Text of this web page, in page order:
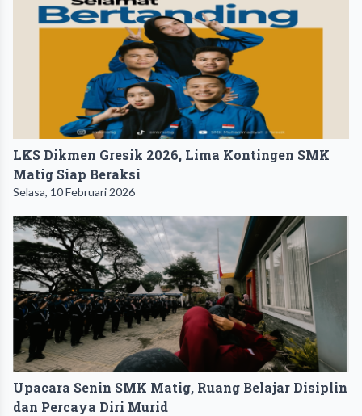
LKS Dikmen Gresik 2026, Lima Kontingen SMK
Matig Siap Beraksi
Selasa, 10 Februari 2026
Upacara Senin SMK Matig, Ruang Belajar Disiplin
dan Percaya Diri Murid